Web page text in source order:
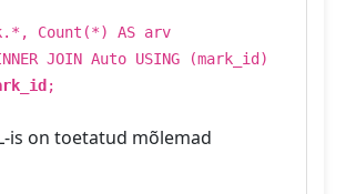
Count(*) AS arv
JOIN Auto USING (mark_id)
;
is on toetatud mõlemad